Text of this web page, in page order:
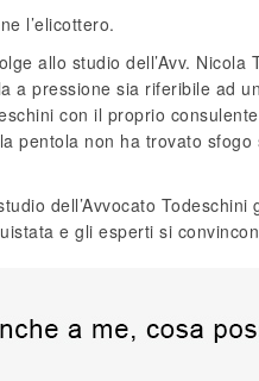
l’elicottero.
allo studio dell’Avv.
a pressione sia riferibile ad
con il proprio
pentola non ha trovato
dell’Avvocato
e gli esperti si